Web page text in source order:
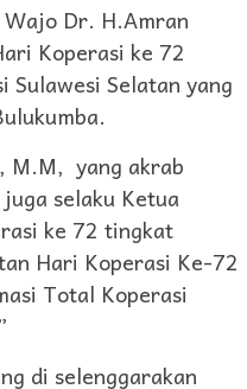
Dr. H.Amran
Koperasi ke 72
Selatan yang
M.M, yang akrab
selaku Ketua
ke 72 tingkat
Hari Koperasi Ke-72
Total Koperasi
di selenggarakan